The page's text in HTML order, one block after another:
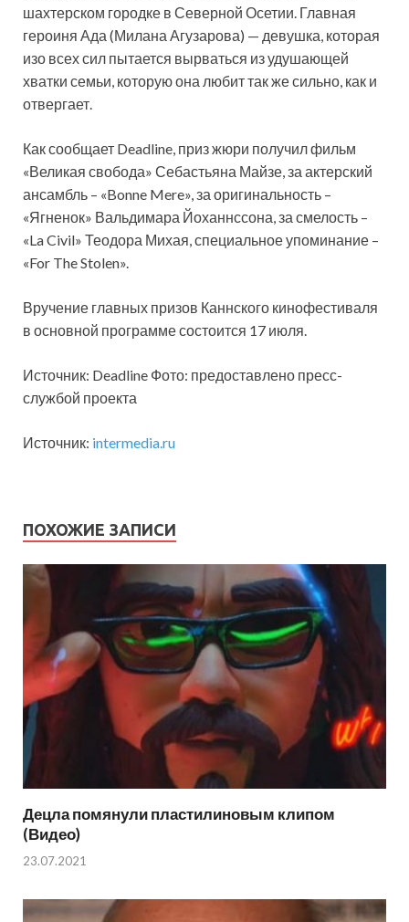
шахтерском городке в Северной Осетии. Главная
героиня Ада (Милана Агузарова) — девушка, которая
изо всех сил пытается вырваться из удушающей
хватки семьи, которую она любит так же сильно, как и
отвергает.
Как сообщает Deadline, приз жюри получил фильм
«Великая свобода» Себастьяна Майзе, за актерский
ансамбль – «Bonne Mere», за оригинальность –
«Ягненок» Вальдимара Йоханнссона, за смелость –
«La Civil» Теодора Михая, специальное упоминание –
«For The Stolen».
Вручение главных призов Каннского кинофестиваля
в основной программе состоится 17 июля.
Источник: Deadline Фото: предоставлено пресс-
службой проекта
Источник: intermedia.ru
ПОХОЖИЕ ЗАПИСИ
Децла помянули пластилиновым клипом
(Видео)
23.07.2021